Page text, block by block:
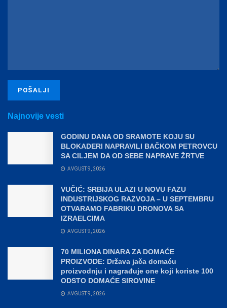
Najnovije vesti
GODINU DANA OD SRAMOTE KOJU SU
BLOKADERI NAPRAVILI BAČKOM PETROVCU
SA CILJEM DA OD SEBE NAPRAVE ŽRTVE
AVGUST 9, 2026
VUČIĆ: SRBIJA ULAZI U NOVU FAZU
INDUSTRIJSKOG RAZVOJA – U SEPTEMBRU
OTVARAMO FABRIKU DRONOVA SA
IZRAELCIMA
AVGUST 9, 2026
70 MILIONA DINARA ZA DOMAĆE
PROIZVODE: Država jača domaću
proizvodnju i nagrađuje one koji koriste 100
ODSTO DOMAĆE SIROVINE
AVGUST 9, 2026